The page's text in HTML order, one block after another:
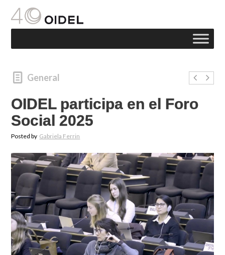
General
OIDEL participa en el Foro
Social 2025
Posted by Gabriela Ferrin